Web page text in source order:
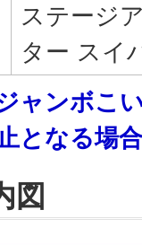
ステージ
ター スイ
ジャンボこ
となる場
図